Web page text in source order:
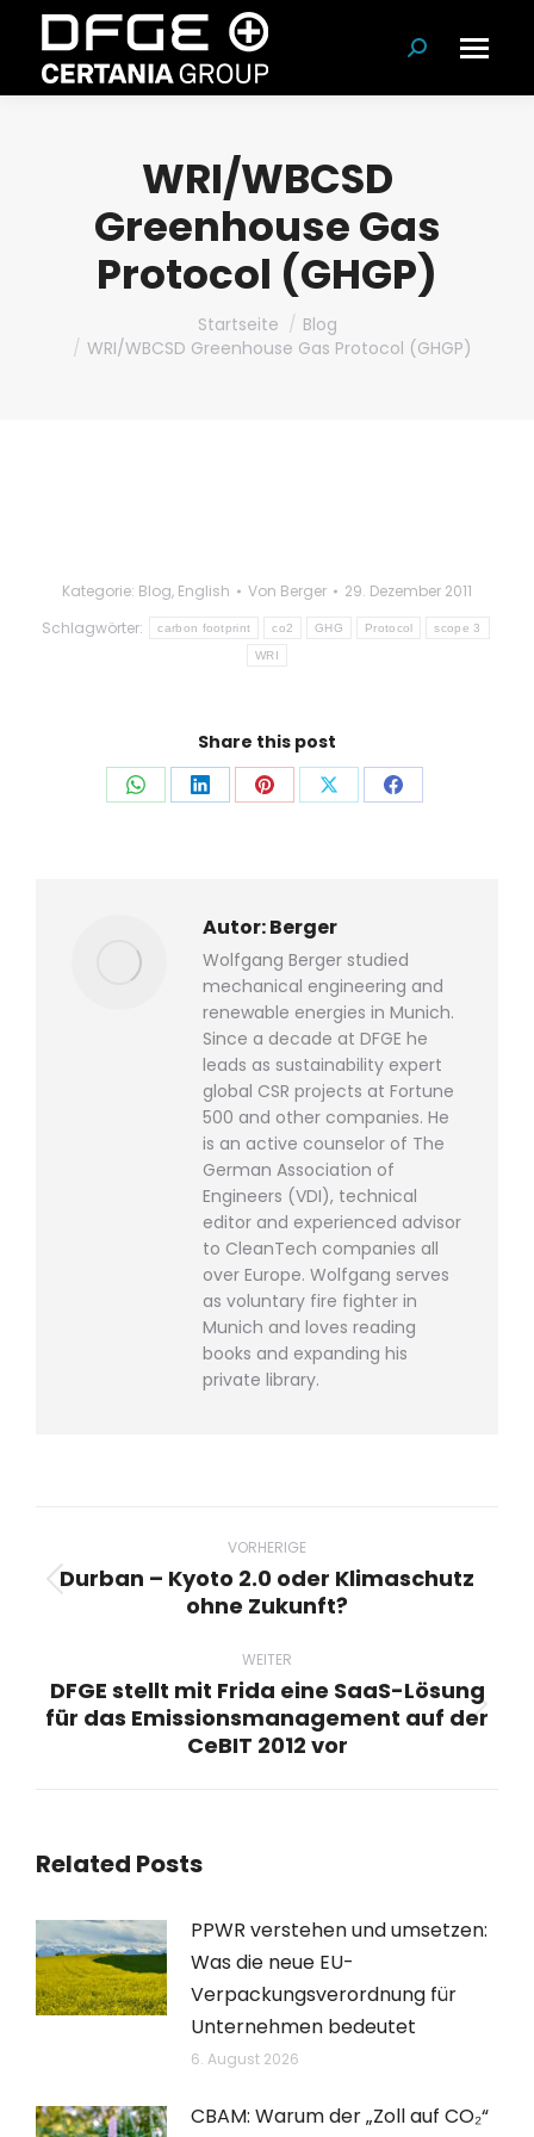
Suchen:
WRI/WBCSD
Greenhouse Gas
Protocol (GHGP)
Startseite
Blog
WRI/WBCSD Greenhouse Gas Protocol (GHGP)
Kategorie: Blog, English Von Berger
29. Dezember 2011
Schlagwörter:
carbon footprint co2 GHG Protocol scope 3
WRI
Share this post
Auf
Auf
Auf
Auf
Auf
Autor:Berger
Wolfgang Berger studied
mechanical engineering and
renewable energies in Munich.
Since a decade at DFGE he
leads as sustainability expert
global CSR projects at Fortune
500 and other companies. He
is an active counselor of The
German Association of
Engineers (VDI), technical
editor and experienced advisor
to CleanTech companies all
over Europe. Wolfgang serves
as voluntary fire fighter in
Munich and loves reading
books and expanding his
private library.
VORHERIGE
Vorheriger
Durban – Kyoto 2.0 oder Klimaschutz
ohne Zukunft?
WEITER
Nächster
Beitrag:
DFGE stellt mit Frida eine SaaS-Lösung
für das Emissionsmanagement auf der
CeBIT 2012 vor
Related Posts
PPWR verstehen und umsetzen:
Was die neue EU-
Verpackungsverordnung für
Unternehmen bedeutet
6. August 2026
CBAM: Warum der „Zoll auf CO₂“